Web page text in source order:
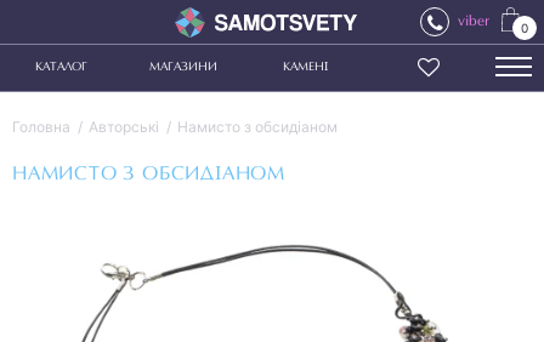
viber 0
КАТАЛОГ МАГАЗИНИ КАМЕНІ
Головна Авторські Намисто з обсидіаном
НАМИСТО З ОБСИДІАНОМ